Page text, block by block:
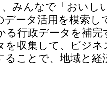
みんなで「おいし
データ活用を模索し
る行政データを補
を収集して、ビジ
ることで、地域と経